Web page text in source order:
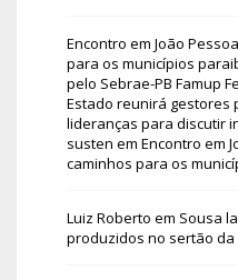
Encontro em João
para os municípios
pelo Sebrae-PB Famup
Estado reunirá gestores
lideranças para discutir
susten em Encontro em
caminhos para os
Luiz Roberto em Sousa
produzidos no sertão da